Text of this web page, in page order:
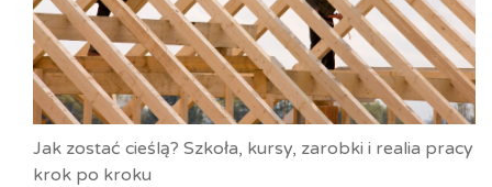
Jak zostać cieślą? Szkoła, kursy, zarobki i realia pracy
krok po kroku